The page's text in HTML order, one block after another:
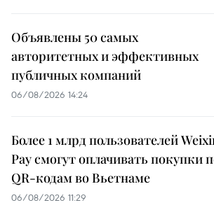
Объявлены 50 самых
авторитетных и эффективных
публичных компаний
06/08/2026 14:24
Более 1 млрд пользователей
Pay смогут оплачивать покупки
QR-кодам во Вьетнаме
06/08/2026 11:29